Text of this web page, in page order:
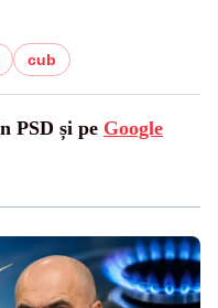
cub
PSD și pe Google